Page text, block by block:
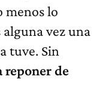
menos lo
vez una
tuve. Sin
reponer de